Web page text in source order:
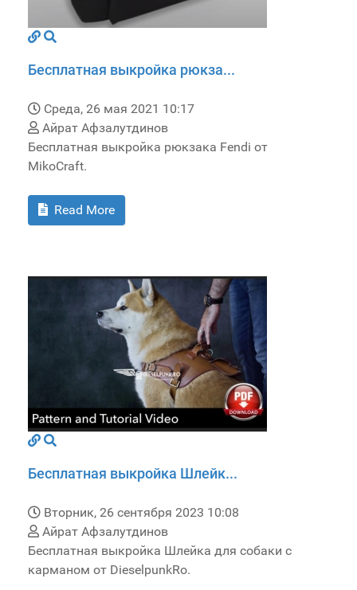
Бесплатная выкройка рюкза...
Среда, 26 мая 2021 10:17
Айрат Афзалутдинов
Бесплатная выкройка рюкзака Fendi от
MikoCraft.
Read More
Бесплатная выкройка Шлейк...
Вторник, 26 сентября 2023 10:08
Айрат Афзалутдинов
Бесплатная выкройка Шлейка для собаки с
карманом от DieselpunkRo.